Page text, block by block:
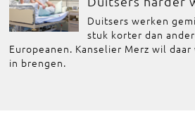
Duitsers werken
stuk korter dan
Europeanen. Kanselier Merz wil
in brengen.